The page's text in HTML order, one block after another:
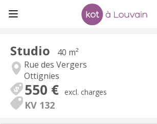
Studio
40 m²
Rue des Vergers
Ottignies
550 € excl. charges
KV 132